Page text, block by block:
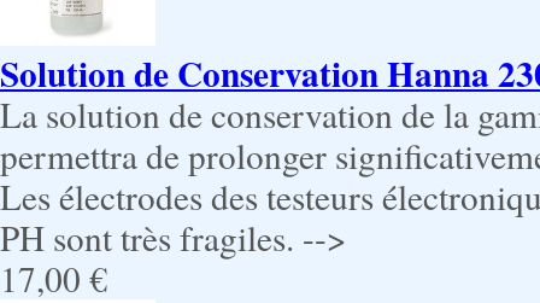
Solution de Conservation Hanna
La solution de conservation de la
permettra de prolonger
Les électrodes des testeurs
PH sont très fragiles. -->
17,00 €